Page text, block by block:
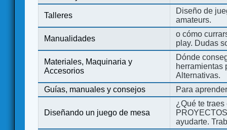
Talleres
Diseño de
amateurs.
Manualidades
o cómo
play. Dudas
Materiales, Maquinaria y
Accesorios
Dónde
herramientas
Alternativas.
Guías, manuales y consejos
Para
Diseñando un juego de mesa
¿Qué te
ayudarte.